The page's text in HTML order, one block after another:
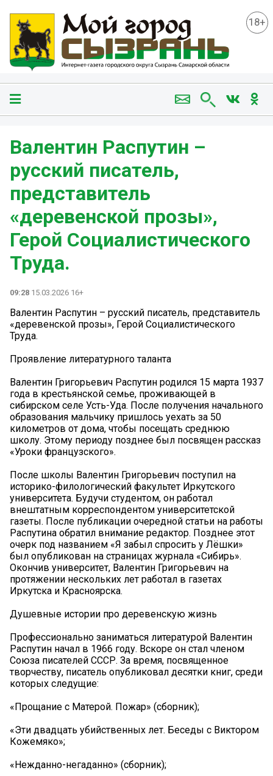
18+
Валентин Распутин –
русский писатель,
представитель
«деревенской прозы»,
Герой Социалистического
Труда.
09:28 15.03.2026 16+
Валентин Распутин – русский писатель, представитель
«деревенской прозы», Герой Социалистического
Труда.
Проявление литературного таланта
Валентин Григорьевич Распутин родился 15 марта 1937
года в крестьянской семье, проживающей в
сибирском селе Усть-Уда. После получения начального
образования мальчику пришлось уехать за 50
километров от дома, чтобы посещать среднюю
школу. Этому периоду позднее был посвящен рассказ
«Уроки французского».
После школы Валентин Григорьевич поступил на
историко-филологический факультет Иркутского
университета. Будучи студентом, он работал
внештатным корреспондентом университетской
газеты. После публикации очередной статьи на работы
Распутина обратил внимание редактор. Позднее этот
очерк под названием «Я забыл спросить у Лёшки»
был опубликован на страницах журнала «Сибирь».
Окончив университет, Валентин Григорьевич на
протяжении нескольких лет работал в газетах
Иркутска и Красноярска.
Душевные истории про деревенскую жизнь
Профессионально заниматься литературой Валентин
Распутин начал в 1966 году. Вскоре он стал членом
Союза писателей СССР. За время, посвященное
творчеству, писатель опубликовал десятки книг, среди
которых следущие:
«Прощание с Матерой. Пожар» (сборник);
«Эти двадцать убийственных лет. Беседы с Виктором
Кожемяко»;
«Нежданно-негаданно» (сборник);